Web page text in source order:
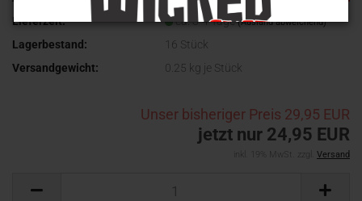
Lieferzeit:
ca. 3-4 Tage(Ausland abweichend)
Lagerbestand: 16 Stück
Versandgewicht:
0.25 kg je Stück
Unser bisheriger Preis 29,95 EUR
jetzt nur 24,95 EUR
inkl. 19% MwSt. zzgl. Versand